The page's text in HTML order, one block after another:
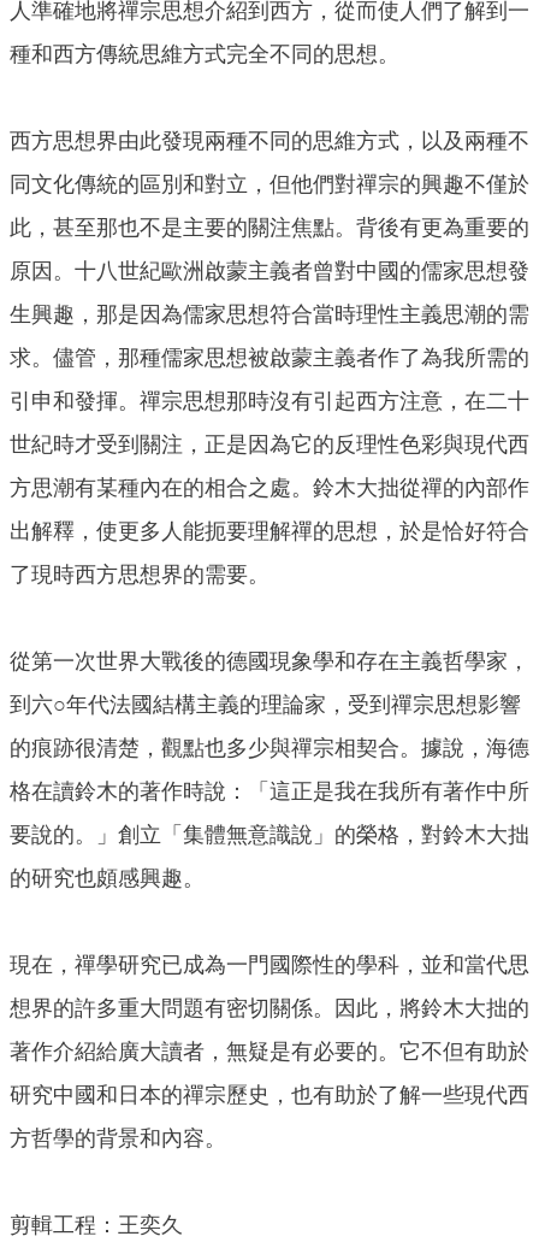
人準確地將禪宗思想介紹到西方，從而使人們了解到一
種和西方傳統思維方式完全不同的思想。
西方思想界由此發現兩種不同的思維方式，以及兩種不
同文化傳統的區別和對立，但他們對禪宗的興趣不僅於
此，甚至那也不是主要的關注焦點。背後有更為重要的
原因。十八世紀歐洲啟蒙主義者曾對中國的儒家思想發
生興趣，那是因為儒家思想符合當時理性主義思潮的需
求。儘管，那種儒家思想被啟蒙主義者作了為我所需的
引申和發揮。禪宗思想那時沒有引起西方注意，在二十
世紀時才受到關注，正是因為它的反理性色彩與現代西
方思潮有某種內在的相合之處。鈴木大拙從禪的內部作
出解釋，使更多人能扼要理解禪的思想，於是恰好符合
了現時西方思想界的需要。
從第一次世界大戰後的德國現象學和存在主義哲學家，
到六○年代法國結構主義的理論家，受到禪宗思想影響
的痕跡很清楚，觀點也多少與禪宗相契合。據說，海德
格在讀鈴木的著作時說：「這正是我在我所有著作中所
要說的。」創立「集體無意識說」的榮格，對鈴木大拙
的研究也頗感興趣。
現在，禪學研究已成為一門國際性的學科，並和當代思
想界的許多重大問題有密切關係。因此，將鈴木大拙的
著作介紹給廣大讀者，無疑是有必要的。它不但有助於
研究中國和日本的禪宗歷史，也有助於了解一些現代西
方哲學的背景和內容。
剪輯工程：王奕久